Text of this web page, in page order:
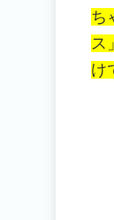
ち
ス
け